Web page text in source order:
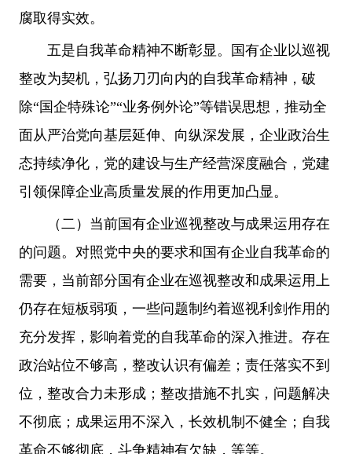
腐取得实效。
五是自我革命精神不断彰显。国有企业以巡视
整改为契机，弘扬刀刃向内的自我革命精神，破
除“国企特殊论”“业务例外论”等错误思想，推动全
面从严治党向基层延伸、向纵深发展，企业政治生
态持续净化，党的建设与生产经营深度融合，党建
引领保障企业高质量发展的作用更加凸显。
（二）当前国有企业巡视整改与成果运用存在
的问题。对照党中央的要求和国有企业自我革命的
需要，当前部分国有企业在巡视整改和成果运用上
仍存在短板弱项，一些问题制约着巡视利剑作用的
充分发挥，影响着党的自我革命的深入推进。存在
政治站位不够高，整改认识有偏差；责任落实不到
位，整改合力未形成；整改措施不扎实，问题解决
不彻底；成果运用不深入，长效机制不健全；自我
革命不够彻底，斗争精神有欠缺，等等。